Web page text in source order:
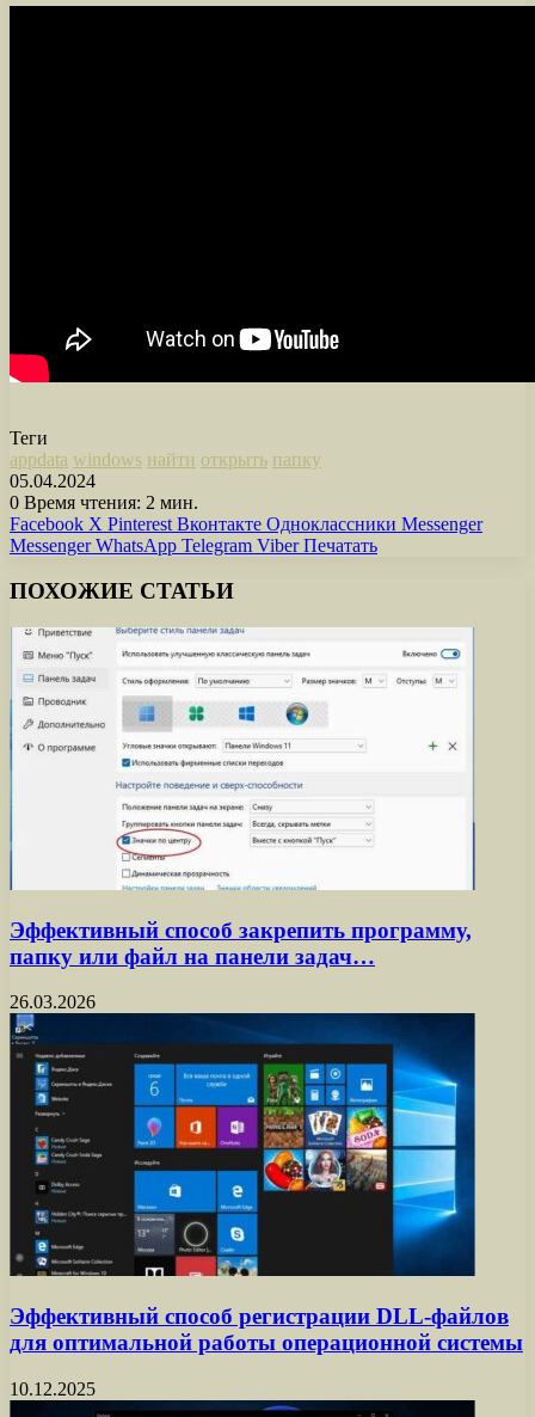
Теги
appdata windows найти открыть папку
05.04.2024
0 Время чтения: 2 мин.
Facebook X Pinterest Вконтакте Одноклассники Messenger
Messenger WhatsApp Telegram Viber Печатать
ПОХОЖИЕ СТАТЬИ
Эффективный способ закрепить программу,
папку или файл на панели задач…
26.03.2026
Эффективный способ регистрации DLL-файлов
для оптимальной работы операционной системы
10.12.2025